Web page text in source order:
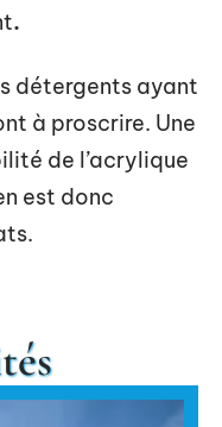
.
détergents ayant
à proscrire. Une
de l’acrylique
est donc